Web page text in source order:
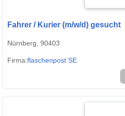
Fahrer / Kurier (m/w/d) gesucht
Nürnberg, 90403
Firma:flaschenpost SE